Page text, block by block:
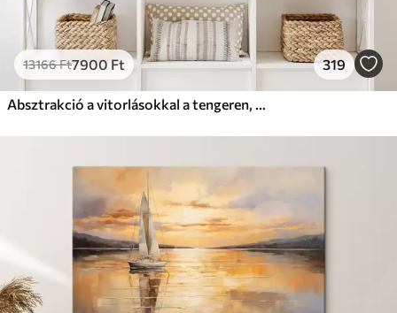
13166Ft7900 Ft 319
Absztrakció a vitorlásokkal a tengeren, akril stílusban, naplemente